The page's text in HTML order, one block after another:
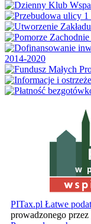
w
PITax.pl Łatwe
prowadzonego przez